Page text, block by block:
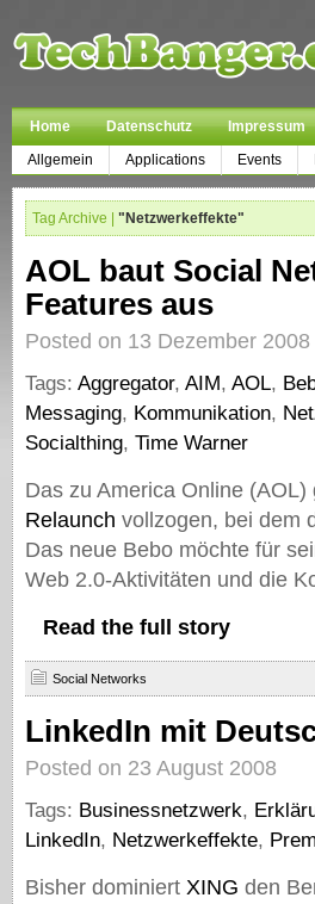
Home Datenschutz
Impressum
Allgemein
Applications Events
Tag Archive | "Netzwerkeffekte"
AOL baut Social
Features aus
Posted on 13 Dezember 2008
Tags: Aggregator, AIM, AOL,
Messaging, Kommunikation,
Socialthing, Time Warner
Das zu America Online
Relaunch vollzogen, bei dem
Das neue Bebo möchte für
Web 2.0-Aktivitäten und die
Read the full story
Social Networks
LinkedIn mit
Posted on 23 August 2008
Tags: Businessnetzwerk,
LinkedIn, Netzwerkeffekte,
Bisher dominiert XING den